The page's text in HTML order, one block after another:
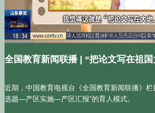
山东农业大学深入实施人才强校战略，着力打
兴农时代重任的人才高地，推动人才优势转化为